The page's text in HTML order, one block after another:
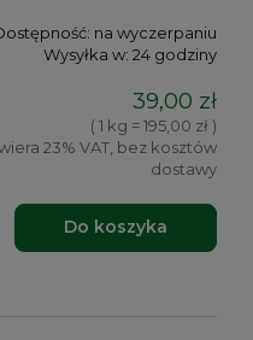
na wyczerpaniu
Wysyłka w: 24 godziny
39,00 zł
( 1 kg = 195,00 zł )
23% VAT, bez kosztów
dostawy
Do koszyka